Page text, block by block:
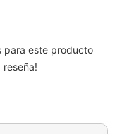
para este producto
reseña!